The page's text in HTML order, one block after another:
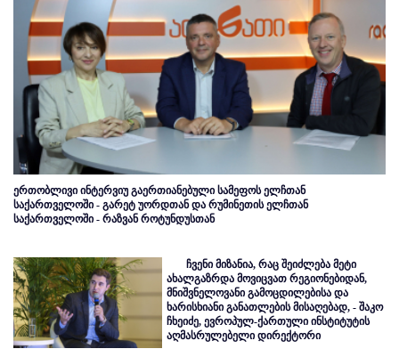
ერთობლივი ინტერვიუ გაერთიანებული სამეფოს ელჩთან
საქართველოში - გარეტ უორდთან და რუმინეთის ელჩთან
საქართველოში - რაზვან როტუნდუსთან
ჩვენი მიზანია, რაც შეიძლება მეტი
ახალგაზრდა მოვიცვათ რეგიონებიდან,
მნიშვნელოვანი გამოცდილებისა და
ხარისხიანი განათლების მისაღებად, - შაკო
ჩხეიძე, ევროპულ-ქართული ინსტიტუტის
აღმასრულებელი დირექტორი